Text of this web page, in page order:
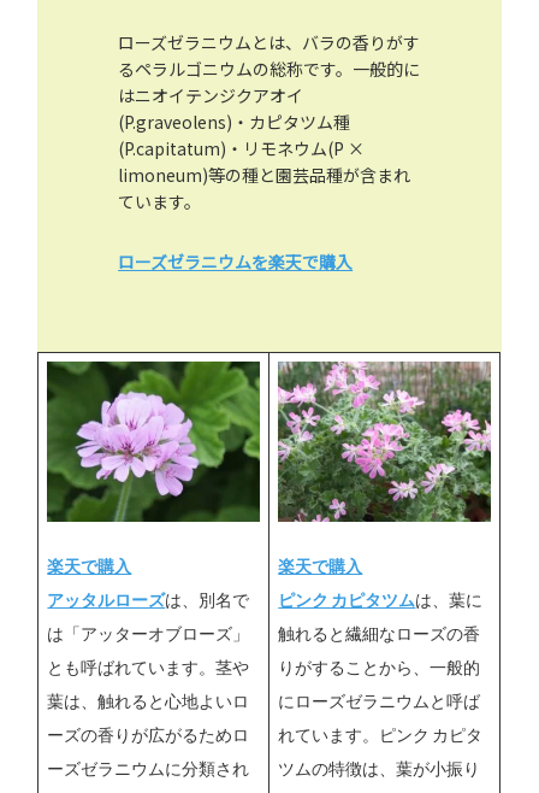
ローズゼラニウムとは、バラの香りがす
るペラルゴニウムの総称です。一般的に
はニオイテンジクアオイ
(P.graveolens)・カピタツム種
(P.capitatum)・リモネウム(P ×
limoneum)等の種と園芸品種が含まれ
ています。
ローズゼラニウムを楽天で購入
楽天で購入
アッタルローズは、別名で
は「アッターオブローズ」
とも呼ばれています。茎や
葉は、触れると心地よいロ
ーズの香りが広がるためロ
ーズゼラニウムに分類され
楽天で購入
ピンク カピタツムは、葉に
触れると繊細なローズの香
りがすることから、一般的
にローズゼラニウムと呼ば
れています。ピンク カピタ
ツムの特徴は、葉が小振り